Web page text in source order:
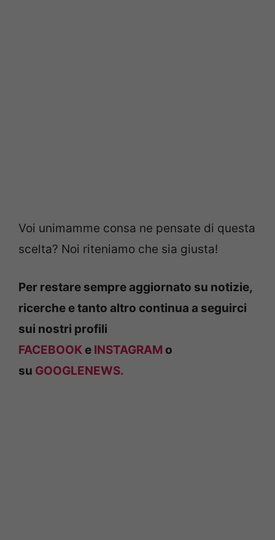
Voi unimamme consa ne pensate di questa
scelta? Noi riteniamo che sia giusta!
Per restare sempre aggiornato su notizie,
ricerche e tanto altro continua a seguirci
sui nostri profili
FACEBOOK e INSTAGRAM o
su GOOGLENEWS.